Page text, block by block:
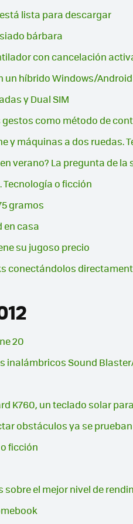
lista para descargar
bárbara
con cancelación
un híbrido Windows/Android
y Dual SIM
como método de
y máquinas a dos ruedas.
verano? La pregunta de la
o ficción
gramos
en casa
su jugoso precio
conectándolos
20
inalámbricos Sound
K760, un teclado solar
obstáculos ya se
ficción
el mejor nivel de